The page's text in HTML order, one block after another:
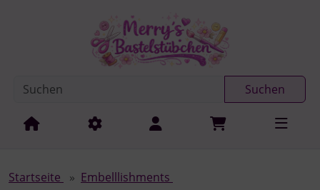
Springe zur Navigation
Suchen
Startseite
Embelllishments